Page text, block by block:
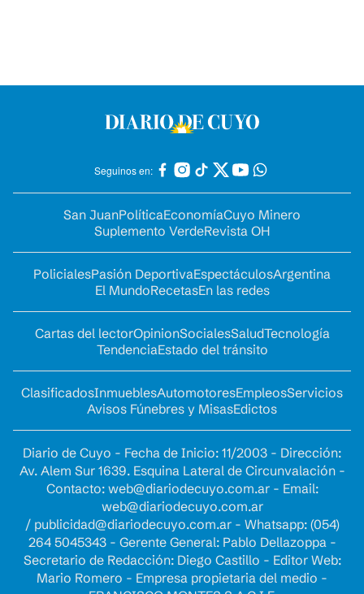
Seguinos en:
San JuanPolíticaEconomíaCuyo Minero
Suplemento VerdeRevista OH
PolicialesPasión DeportivaEspectáculosArgentina
El MundoRecetasEn las redes
Cartas del lectorOpinionSocialesSaludTecnología
TendenciaEstado del tránsito
ClasificadosInmueblesAutomotoresEmpleosServicios
Avisos Fúnebres y MisasEdictos
Diario de Cuyo - Fecha de Inicio: 11/2003 - Dirección:
Av. Alem Sur 1639. Esquina Lateral de Circunvalación -
Contacto: web@diariodecuyo.com.ar- Email:
web@diariodecuyo.com.ar
/ publicidad@diariodecuyo.com.ar- Whatsapp: (054)
264 5045343 - Gerente General: Pablo Dellazoppa -
Secretario de Redacción: Diego Castillo - Editor Web:
Mario Romero - Empresa propietaria del medio -